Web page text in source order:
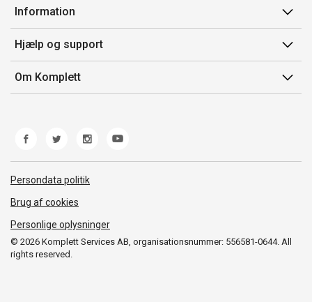
Min side
Ordrehistorik
Gavekort
Information
Salgsbetingelser
Mærker/producent
Fortrydelsesret
Hjælp og support
Kontakt os
Kundeservice
Fejl/Mangler
Fragt og levering
Om Komplett
© 2026 Komplett Services AB, organisationsnummer: 556581-0644. All
rights reserved.
Persondata politik
Brug af cookies
Personlige oplysninger